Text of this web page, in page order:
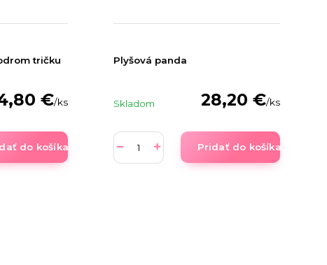
tričku
€/ks
do košíka
Plyšová panda
28,20 €/ks
Skladom
Pridať do košíka